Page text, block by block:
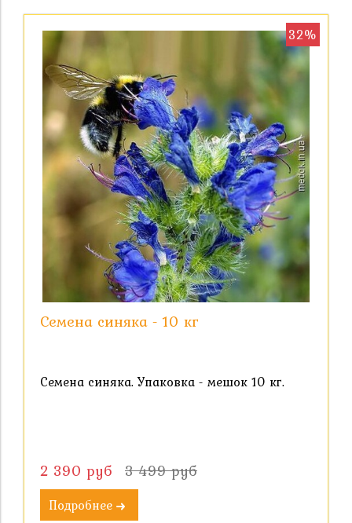
32%
Семена синяка - 10 кг
Семена синяка. Упаковка - мешок 10 кг.
2 390 руб 3 499 руб
Подробнее